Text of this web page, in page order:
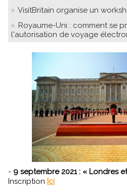
VisitBritain organise un
Royaume-Uni : comment se
l'autorisation de voyage
9 septembre 2021 : « Londres
Inscription Ici